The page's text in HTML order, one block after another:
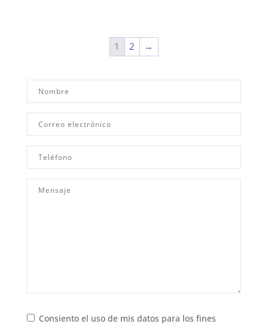
1 2 →
Consiento el uso de mis datos para los fines